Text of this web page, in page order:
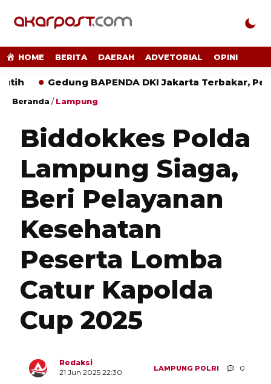
HOME BERITA DAERAH ADVETORIAL OPINI
Gedung BAPENDA DKI Jakarta Terbakar,
Beranda /Lampung
Biddokkes Polda
Lampung Siaga,
Beri Pelayanan
Kesehatan
Peserta Lomba
Catur Kapolda
Cup 2025
Redaksi
21 Jun 2025 22:30
LAMPUNG POLRI 0